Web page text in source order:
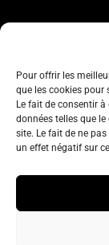
Pour offrir les
que les cookies pour
Le fait de consentir
données telles que
site. Le fait de ne
un effet négatif sur